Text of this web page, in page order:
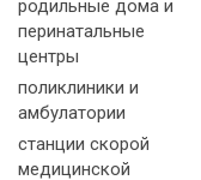
родильные дома и
перинатальные
центры
поликлиники и
амбулатории
станции скорой
медицинской